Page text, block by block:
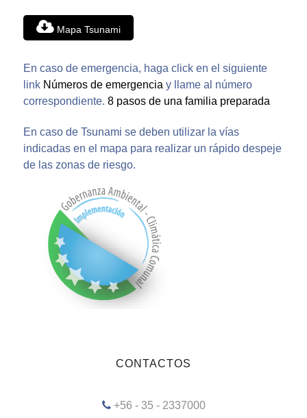
Mapa Tsunami
En caso de emergencia, haga click en el siguiente
link Números de emergencia y llame al número
correspondiente. 8 pasos de una familia preparada
En caso de Tsunami se deben utilizar la vías
indicadas en el mapa para realizar un rápido despeje
de las zonas de riesgo.
CONTACTOS
+56 - 35 - 2337000